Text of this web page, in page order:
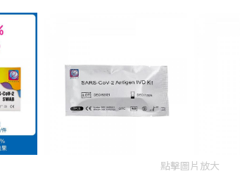
點擊圖片放大